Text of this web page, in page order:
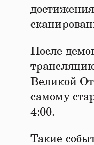
После
Великой
самому
4:00.
Такие